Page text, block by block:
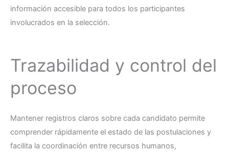
información accesible para todos los participantes
involucrados en la selección.
Trazabilidad y control del
proceso
Mantener registros claros sobre cada candidato permite
comprender rápidamente el estado de las postulaciones y
facilita la coordinación entre recursos humanos,